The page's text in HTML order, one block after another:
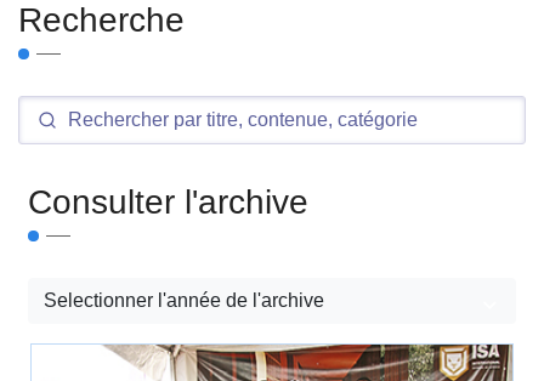
Recherche
Consulter l'archive
Selectionner l'année de l'archive